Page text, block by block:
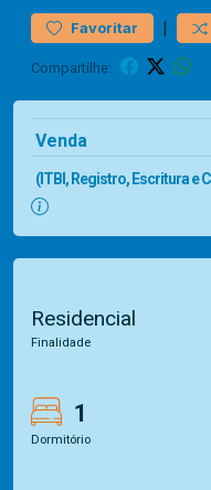
Favoritar |
Compartilhe:
Venda
(ITBI, Registro, Escritura e
Residencial
Finalidade
1
Dormitório